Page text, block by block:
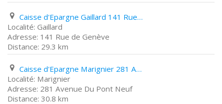
Caisse d'Epargne Gaillard 141 Rue de Genève
Gaillard
141 Rue de Genève
29.3 km
Caisse d'Epargne Marignier 281 Avenue Du Pont Neuf
Marignier
281 Avenue Du Pont Neuf
30.8 km